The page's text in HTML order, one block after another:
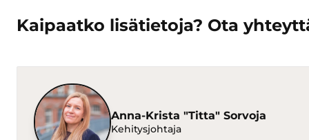
Kaipaatko lisätietoja? Ota
Anna-Krista "Titta" Sorvoja
Kehitysjohtaja